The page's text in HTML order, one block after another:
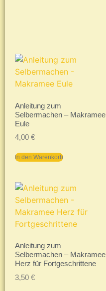
Anleitung zum
Selbermachen – Makramee
Eule
4,00 €
In den Warenkorb
Anleitung zum
Selbermachen – Makramee
Herz für Fortgeschrittene
3,50 €